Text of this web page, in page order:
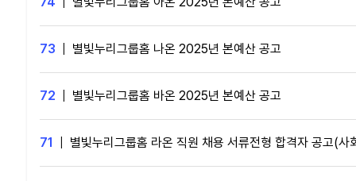
73 별빛누리그룹홈 나온 2025년 본예산 공고
72 별빛누리그룹홈 바온 2025년 본예산 공고
71 별빛누리그룹홈 라온 직원 채용 서류전형 합격자 공고(사